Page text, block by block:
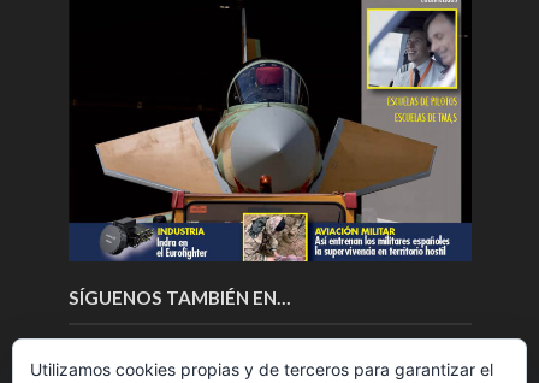
SÍGUENOS TAMBIÉN EN…
Utilizamos cookies propias y de terceros para garantizar el